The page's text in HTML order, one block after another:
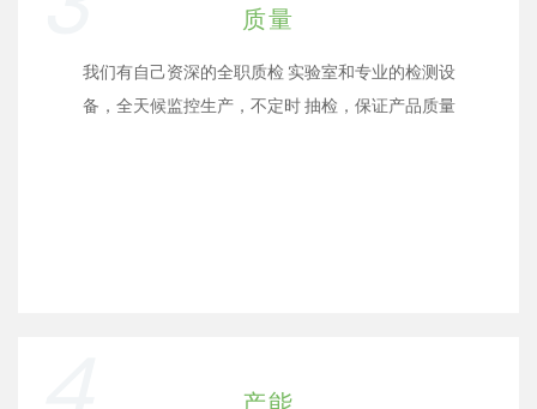
质量
我们有自己资深的全职质检 实验室和专业的检测设
备，全天候监控生产，不定时 抽检，保证产品质量